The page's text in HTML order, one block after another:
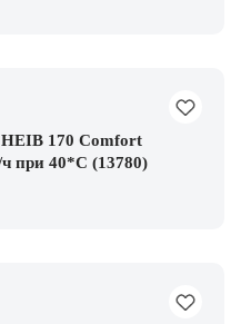
HEIB 170 Comfort
при 40*С (13780)